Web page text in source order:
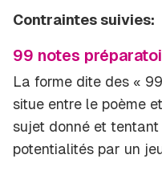
Contraintes suivies:
99 notes
La forme dite des «
situe entre le poème et
sujet donné et tentant
potentialités par un